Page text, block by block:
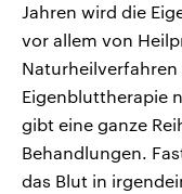
Jahren wird die
vor allem von
Naturheilverfahren
Eigenbluttherapie
gibt eine ganze
Behandlungen.
das Blut in